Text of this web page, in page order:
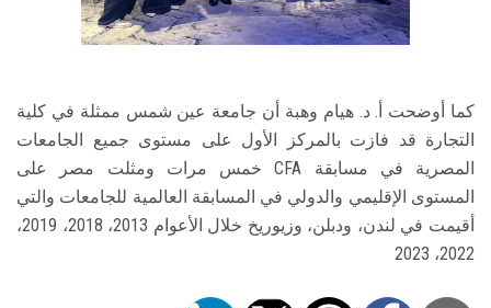
كما أوضحت أ. د. هيام وهبة أن جامعة عين شمس ممثلة في كلية
التجارة قد فازت بالمركز الأول على مستوى جميع الجامعات
المصرية في مسابقة CFA خمس مرات ومثلت مصر على
المستوى الإقليمي والدولي في المسابقة العالمية للجامعات والتي
أقيمت في لندن، ودبلن، وزيوريخ خلال الأعوام 2013، 2018، 2019،
2022، 2023